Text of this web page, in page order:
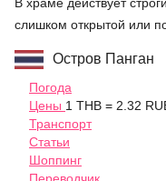
В храме действует
слишком открытой или
Остров Панган
Погода
Цены 1 THB = 2.32
Транспорт
Статьи
Шоппинг